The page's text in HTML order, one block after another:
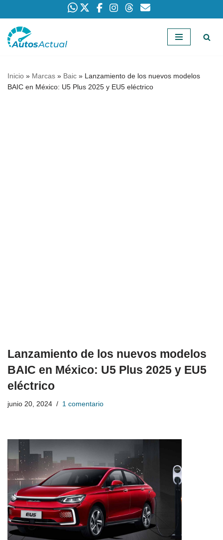
Saltar
Inicio » Marcas » Baic » Lanzamiento de los nuevos modelos
BAIC en México: U5 Plus 2025 y EU5 eléctrico
Lanzamiento de los nuevos modelos
BAIC en México: U5 Plus 2025 y EU5
eléctrico
junio 20, 2024 1 comentario